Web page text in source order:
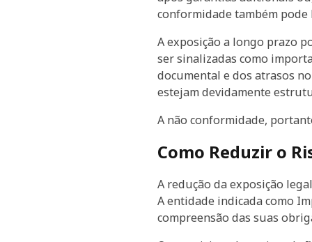
conformidade também
A exposição a longo prazo
ser sinalizadas como
documental e dos atrasos
estejam devidamente
A não conformidade,
Como Reduzir o
A redução da exposição
A entidade indicada como
compreensão das suas